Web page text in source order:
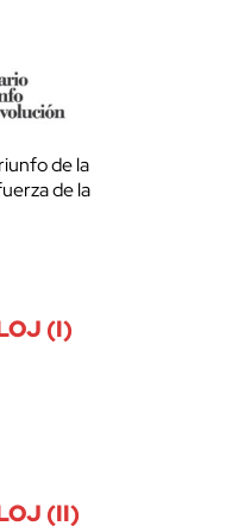
de la
de la
(I)
(II)